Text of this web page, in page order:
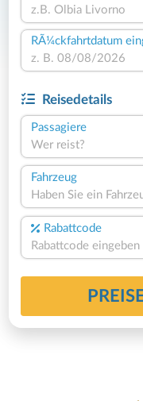
RÃ¼ckfahrtdatum
Reisedetails
Passagiere
Wer reist?
Fahrzeug
Haben Sie ein
Rabattcode